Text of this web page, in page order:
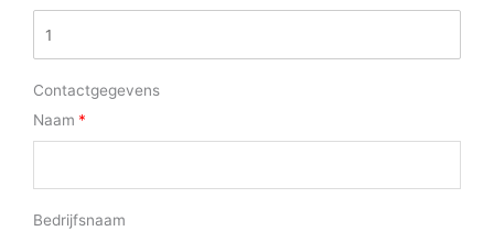
Contactgegevens
Naam
Bedrijfsnaam